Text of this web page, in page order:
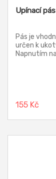
Upínací
Pás je
určen k
Napnutím
155 Kč